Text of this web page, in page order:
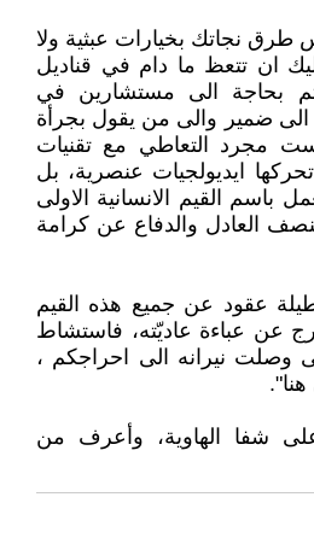
طرق نجاتك بخيارات عبثية ولا
ان تتعظ ما دام في قناديل
بحاجة الى مستشارين في
الى ضمير والى من يقول بجرأة
مجرد التعاطي مع تقنيات
ايديولجيات عنصرية، بل
القيم الانسانية الاولى
العادل والدفاع عن كرامة
عقود عن جميع هذه القيم
عن عباءة عاديّته، فاستشاط
وصلت نيرانه الى احراجكم ،
شفا الهاوية، وأعرف من